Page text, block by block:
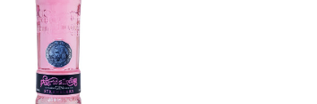
In den Korb